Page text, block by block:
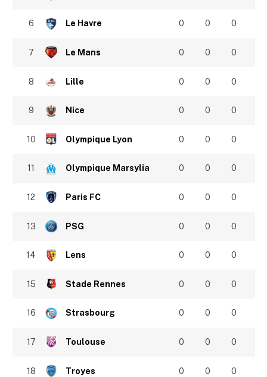
6 Le Havre 0 0 0
7 Le Mans 0 0 0
8 Lille 0 0 0
9 Nice 0 0 0
10 Olympique Lyon 0 0 0
11 Olympique Marsylia 0 0 0
12 Paris FC 0 0 0
13 PSG 0 0 0
14 Lens 0 0 0
15 Stade Rennes 0 0 0
16 Strasbourg 0 0 0
17 Toulouse 0 0 0
18 Troyes 0 0 0